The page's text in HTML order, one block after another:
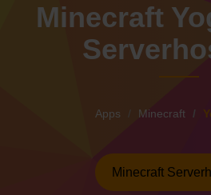
Minecraft
Apps Minecraft
Minecraft